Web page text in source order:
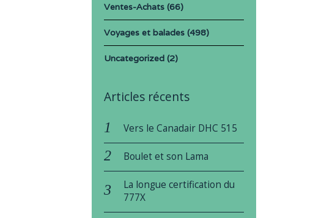
Ventes-Achats(66)
Voyages et balades(498)
Uncategorized(2)
Articles récents
Vers le Canadair DHC 515
Boulet et son Lama
La longue certification du
777X